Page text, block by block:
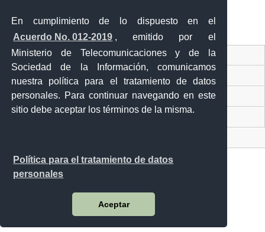
En cumplimiento de lo dispuesto en el
Acuerdo No. 012-2019 , emitido por el
Ministerio de Telecomunicaciones y de la
Sociedad de la Información, comunicamos
nuestra política para el tratamiento de datos
personales. Para continuar navegando en este
sitio debe aceptar los términos de la misma.
Política para el tratamiento de datos
personales
Aceptar
Ventanilla Única Virtual
Ventanilla Única de Comercio Exterior
Gobierno Abierto
Malecón y Aguirre
Guayaquil - Ecuador